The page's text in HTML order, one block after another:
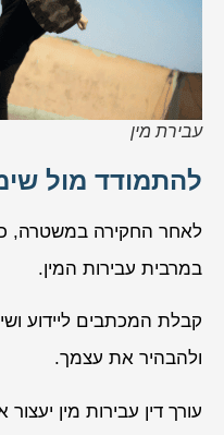
עבירת מין
להתמודד מול
לאחר החקירה במשטרה,
במרבית עבירות המין.
קבלת המכתבים ליידוע
ולהבהיר את עצמך.
עורך דין עבירות מין